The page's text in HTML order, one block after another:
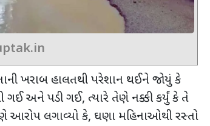
ખરાબ હાલતથી પરેશાન થઈને જોયું કે
ગઈ અને પડી ગઈ, ત્યારે તેણે નક્કી કર્યું કે તે
આરોપ લગાવ્યો કે, ઘણા મહિનાઓથી રસ્તો